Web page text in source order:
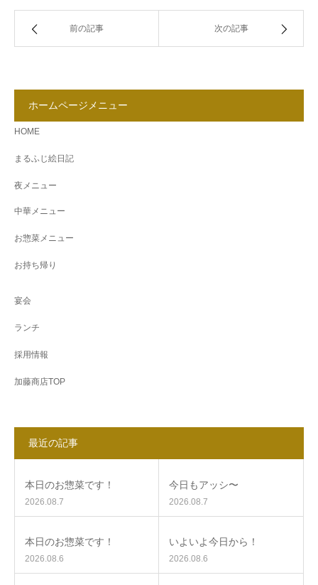
前の記事 次の記事
ホームページメニュー
HOME
まるふじ絵日記
夜メニュー
中華メニュー
お惣菜メニュー
お持ち帰り
宴会
ランチ
採用情報
加藤商店TOP
最近の記事
本日のお惣菜です！
2026.08.7
今日もアッシ〜
2026.08.7
本日のお惣菜です！
2026.08.6
いよいよ今日から！
2026.08.6